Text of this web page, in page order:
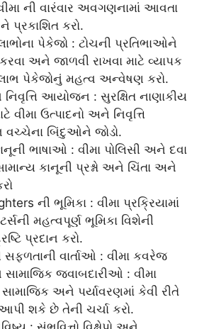
ની વારંવાર અવગણનામાં આવતા
પ્રકાશિત કરો.
લાભોના પેકેજો : ટોચની પ્રતિભાઓને
અને જાળવી રાખવા માટે વ્યાપક
લાભ પેકેજોનું મહત્વ અન્વેષણ કરો.
આયોજન : સુરક્ષિત નાણાકીય
વીમા ઉત્પાદનો અને નિવૃત્તિ
બિંદુઓને જોડો.
ભાષાઓ : વીમા પોલિસી અને દવા
કાનૂની પ્રશ્નો અને ચિંતા અને
ની ભૂમિકા : વીમા પ્રક્રિયામાં
મહત્વપૂર્ણ ભૂમિકા વિશેની
પ્રદાન કરો.
સફળતાની વાર્તાઓ : વીમા કવરેજ
જવાબદારીઓ : વીમા
અને પર્યાવરણમાં કેવી રીતે
શકે છે તેની ચર્ચા કરો.